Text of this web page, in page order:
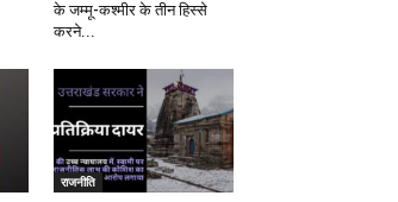
के जम्मू-कश्मीर के तीन हिस्से
करने...
राजनीति